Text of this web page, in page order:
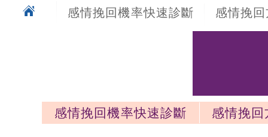
感情挽回機率快速診斷 感情挽
感情挽回機率快速診斷
感情挽